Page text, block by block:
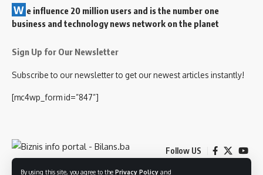
By using this site, you agree to the Privacy Policy and
W e influence 20 million users and is the number one
business and technology news network on the planet
Sign Up for Our Newsletter
Subscribe to our newsletter to get our newest articles instantly!
[mc4wp_form id=”847”]
Follow US